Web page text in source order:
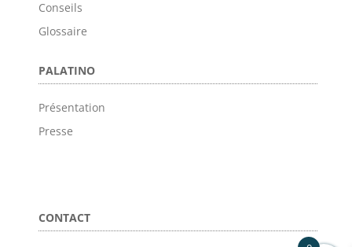
Conseils
Glossaire
PALATINO
Présentation
Presse
CONTACT